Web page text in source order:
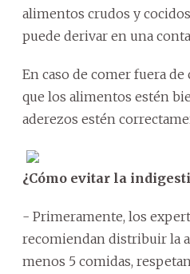
alimentos crudos y
puede derivar en una
En caso de comer fuera de
que los alimentos estén
aderezos estén
¿Cómo evitar la
- Primeramente, los
recomiendan distribuir la
menos 5 comidas,